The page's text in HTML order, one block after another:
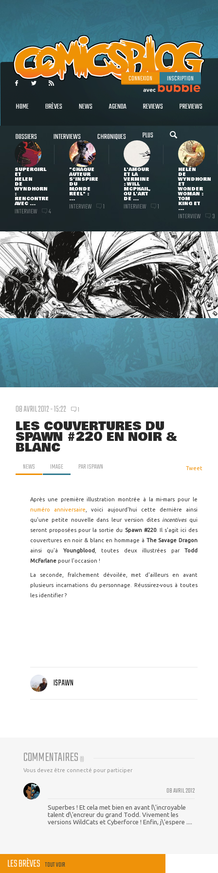
CONNEXION INSCRIPTION
HOME BRÈVES NEWS AGENDA REVIEWS PREVIEWS
DOSSIERS INTERVIEWS CHRONIQUES PLUS
SUPERGIRL
ET
HELEN
DE
WYNDHORN
:
RENCONTRE
AVEC ...
INTERVIEW 4
"CHAQUE
AUTEUR
S'INSPIRE
DU
MONDE
RÉEL" :
...
INTERVIEW 1
L'AMOUR
ET LA
VERMINE
: WILL
MCPHAIL,
OU L'ART
DE ...
INTERVIEW 1
HELEN
DE
WYNDHORN
ET
WONDER
WOMAN :
TOM
KING ET
...
INTERVIEW 3
08 AVRIL 2012 - 15:22 1
LES COUVERTURES DU
SPAWN #220 EN NOIR &
BLANC
NEWS IMAGE PARISPAWN Tweet
Après une première illustration montrée à la mi-mars pour le
numéro anniversaire , voici aujourd'hui cette dernière ainsi
qu'une petite nouvelle dans leur version ditesincentivesqui
seront proposées pour la sortie du Spawn #220. Il s'agit ici des
couvertures en noir & blanc en hommage à The Savage Dragon
ainsi qu'à Youngblood , toutes deux illustrées parTodd
McFarlane pour l'occasion !
La seconde, fraîchement dévoilée, met d'ailleurs en avant
plusieurs incarnations du personnage. Réussirez-vous à toutes
les identifier ?
ISPAWN
COMMENTAIRES (1)
Vous devez être connecté pour participer
08 AVRIL 2012
Superbes ! Et cela met bien en avant l\'incroyable
talent d\'encreur du grand Todd. Vivement les
versions WildCats et Cyberforce ! Enfin, j\'espere ....
LES BRÈVES TOUT VOIR